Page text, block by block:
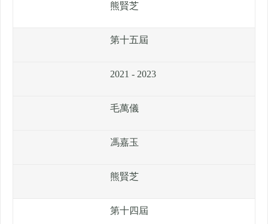
熊賢芝
第十五屆
2021 - 2023
毛萬儀
馮嘉玉
熊賢芝
第十四屆